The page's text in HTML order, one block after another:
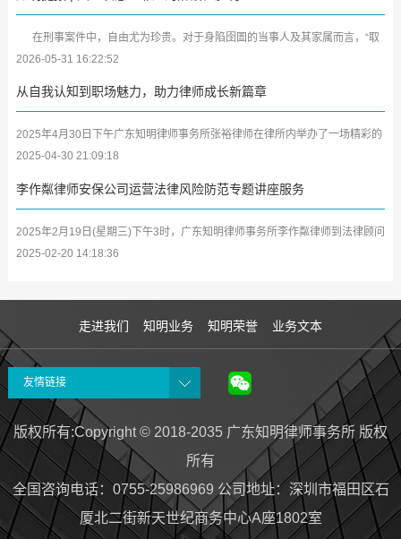
在刑事案件中，自由尤为珍贵。对于身陷囹圄的当事人及其家属而言，“取
保候审”犹如黑暗中的一缕曙光。近日，广东知明律师事务所又传来喜...
2026-05-31 16:22:52
从自我认知到职场魅力，助力律师成长新篇章
2025年4月30日下午广东知明律师事务所张裕律师在律所内举办了一场精彩的
学习分享会，将其参加深圳市律师协会第二期女律师研修班及中小律所管理合
2025-04-30 21:09:18
李作粼律师安保公司运营法律风险防范专题讲座服务
2025年2月19日(星期三)下午3时，广东知明律师事务所李作粼律师到法律顾问
单位广东众安保保安服务有限公司(以下简称众安保公司)开展安保企业及中高
2025-02-20 14:18:36
走进我们 知明业务 知明荣誉 业务文本
友情链接
版权所有:Copyright © 2018-2035 广东知明律师事务所 版权
所有
全国咨询电话：0755-25986969 公司地址： 深圳市福田区石
厦北二街新天世纪商务中心A座1802室